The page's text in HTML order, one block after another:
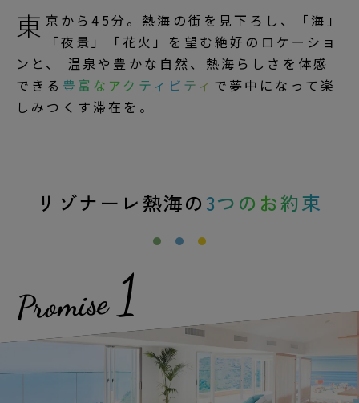
東 京から45分。熱海の街を見下ろし、「海」
「夜景」「花火」を望む絶好のロケーショ
ンと、 温泉や豊かな自然、熱海らしさを体感
できる 豊富なアクティビティ で夢中になって楽
しみつくす滞在を。
リゾナーレ熱海の3つのお約束
Promise 1